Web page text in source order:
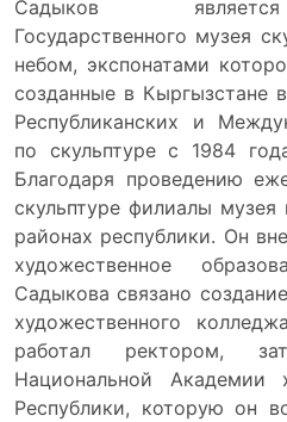
Садыков
Государственного музея
небом, экспонатами
созданные в Кыргызстане
Республиканских и
по скульптуре с 1984
Благодаря проведению
скульптуре филиалы
районах республики. Он
художественное
Садыкова связано
художественного
работал ректором,
Национальной Академии
Республики, которую он